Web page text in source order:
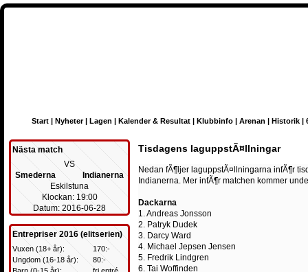
Start | Nyheter| Lagen | Kalender & Resultat | Klubbinfo | Arenan | Historik |
Nästa match
VS
Smederna Indianerna
Eskilstuna
Klockan: 19:00
Datum: 2016-06-28
Entrepriser 2016 (elitserien)
Vuxen (18+ år):
170:-
Ungdom (16-18 år):
80:-
Tisdagens laguppstÃ¤llningar
Nedan fÃ¶ljer laguppstÃ¤llningarna infÃ¶r
Indianerna. Mer infÃ¶r matchen kommer
Dackarna
1. Andreas Jonsson
2. Patryk Dudek
3. Darcy Ward
4. Michael Jepsen Jensen
5. Fredrik Lindgren
6. Tai Woffinden